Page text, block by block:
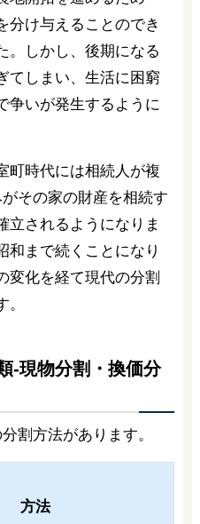
分け与えることのでき
。しかし、後期になる
てしまい、生活に困窮
争いが発生するように
町時代には相続人が複
その家の財産を相続す
立されるようになりま
和まで続くことになり
変化を経て現代の分割
-現物分割・換価分
割方法があります。
方法